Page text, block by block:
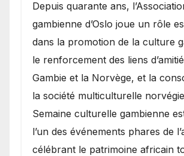
​Depuis quarante ans,
gambienne d’Oslo joue un rôle
dans la promotion de la culture
le renforcement des liens
Gambie et la Norvège, et la
la société multiculturelle
Semaine culturelle gambienne
l’un des événements phares de
célébrant le patrimoine africain